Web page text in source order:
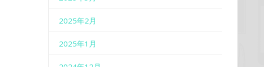
2025年2月
2025年1月